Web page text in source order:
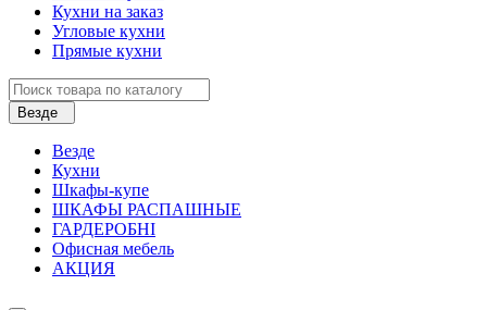
Кухни на заказ
Угловые кухни
Прямые кухни
Везде
Везде
Кухни
Шкафы-купе
ШКАФЫ РАСПАШНЫЕ
ГАРДЕРОБНІ
Офисная мебель
АКЦИЯ